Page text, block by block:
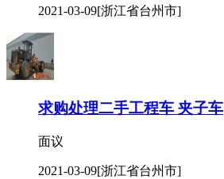
2021-03-09[浙江省台州市]
求购处理二手工程车 夹子车
面议
2021-03-09[浙江省台州市]